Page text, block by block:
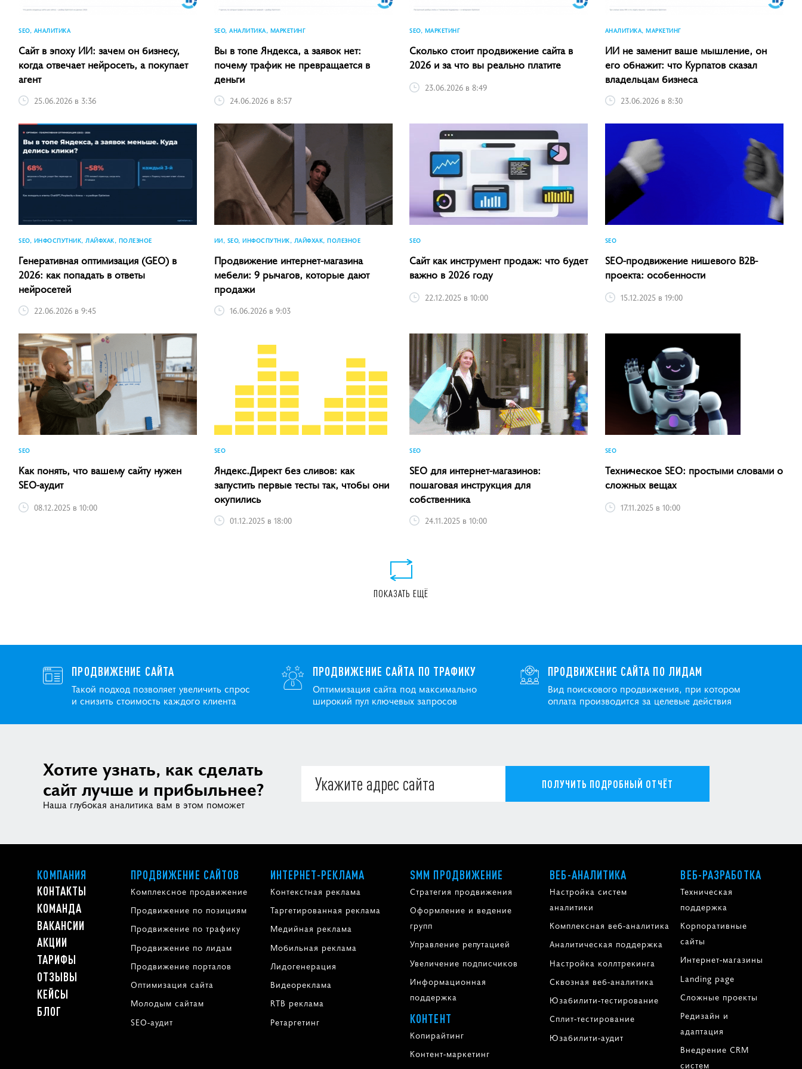
SEO, АНАЛИТИКА
Сайт в эпоху ИИ: зачем он бизнесу,
когда отвечает нейросеть, а покупает
агент
25.06.2026 в 3:36
SEO, АНАЛИТИКА, МАРКЕТИНГ
Вы в топе Яндекса, а заявок нет:
почему трафик не превращается в
деньги
24.06.2026 в 8:57
SEO, МАРКЕТИНГ
Сколько стоит продвижение сайта в
2026 и за что вы реально платите
23.06.2026 в 8:49
АНАЛИТИКА, МАРКЕТИНГ
ИИ не заменит ваше мышление, он
его обнажит: что Курпатов сказал
владельцам бизнеса
23.06.2026 в 8:30
SEO, ИНФОСПУТНИК, ЛАЙФХАК, ПОЛЕЗНОЕ
Генеративная оптимизация (GEO) в
2026: как попадать в ответы
нейросетей
22.06.2026 в 9:45
ИИ, SEO, ИНФОСПУТНИК, ЛАЙФХАК, ПОЛЕЗНОЕ
Продвижение интернет-магазина
мебели: 9 рычагов, которые дают
продажи
16.06.2026 в 9:03
SEO
Сайт как инструмент продаж: что будет
важно в 2026 году
22.12.2025 в 10:00
SEO
SEO-продвижение нишевого B2B-
проекта: особенности
15.12.2025 в 19:00
SEO
Как понять, что вашему сайту нужен
SEO-аудит
08.12.2025 в 10:00
SEO
Яндекс.Директ без сливов: как
запустить первые тесты так, чтобы они
окупились
01.12.2025 в 18:00
SEO
SEO для интернет-магазинов:
пошаговая инструкция для
собственника
24.11.2025 в 10:00
SEO
Техническое SEO: простыми словами о
сложных вещах
17.11.2025 в 10:00
ПОКАЗАТЬ ЕЩЁ
ПРОДВИЖЕНИЕ САЙТА
Такой подход позволяет увеличить спрос
и снизить стоимость каждого клиента
ПРОДВИЖЕНИЕ САЙТА ПО ТРАФИКУ
Оптимизация сайта под максимально
широкий пул ключевых запросов
ПРОДВИЖЕНИЕ САЙТА ПО ЛИДАМ
Вид поискового продвижения, при котором
оплата производится за целевые действия
Хотите узнать, как сделать
сайт лучше и прибыльнее?
Наша глубокая аналитика вам в этом поможет
ПОЛУЧИТЬ ПОДРОБНЫЙ ОТЧЁТ
КОМПАНИЯ
КОНТАКТЫ
КОМАНДА
ВАКАНСИИ
АКЦИИ
ТАРИФЫ
ОТЗЫВЫ
КЕЙСЫ
БЛОГ
ПРОДВИЖЕНИЕ САЙТОВ
Комплексное продвижение
Продвижение по позициям
Продвижение по трафику
Продвижение по лидам
Продвижение порталов
Оптимизация сайта
Молодым сайтам
SEO-аудит
ИНТЕРНЕТ-РЕКЛАМА
Контекстная реклама
Таргетированная реклама
Медийная реклама
Мобильная реклама
Лидогенерация
Видеореклама
RTB реклама
Ретаргетинг
SMM ПРОДВИЖЕНИЕ
Стратегия продвижения
Оформление и ведение
групп
Управление репутацией
Увеличение подписчиков
Информационная
поддержка
КОНТЕНТ
Копирайтинг
Контент-маркетинг
ВЕБ-АНАЛИТИКА
Настройка систем
аналитики
Комплексная веб-аналитика
Аналитическая поддержка
Настройка коллтрекинга
Сквозная веб-аналитика
Юзабилити-тестирование
Сплит-тестирование
Юзабилити-аудит
ВЕБ-РАЗРАБОТКА
Техническая
поддержка
Корпоративные
сайты
Интернет-магазины
Landing page
Сложные проекты
Редизайн и
адаптация
Внедрение CRM
систем